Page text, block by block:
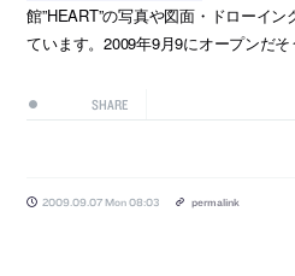
館”HEART”の写真や図面・ドローイ
ています。2009年9月9にオープンだそ
SHARE
2009.09.07 Mon 08:03 permalink